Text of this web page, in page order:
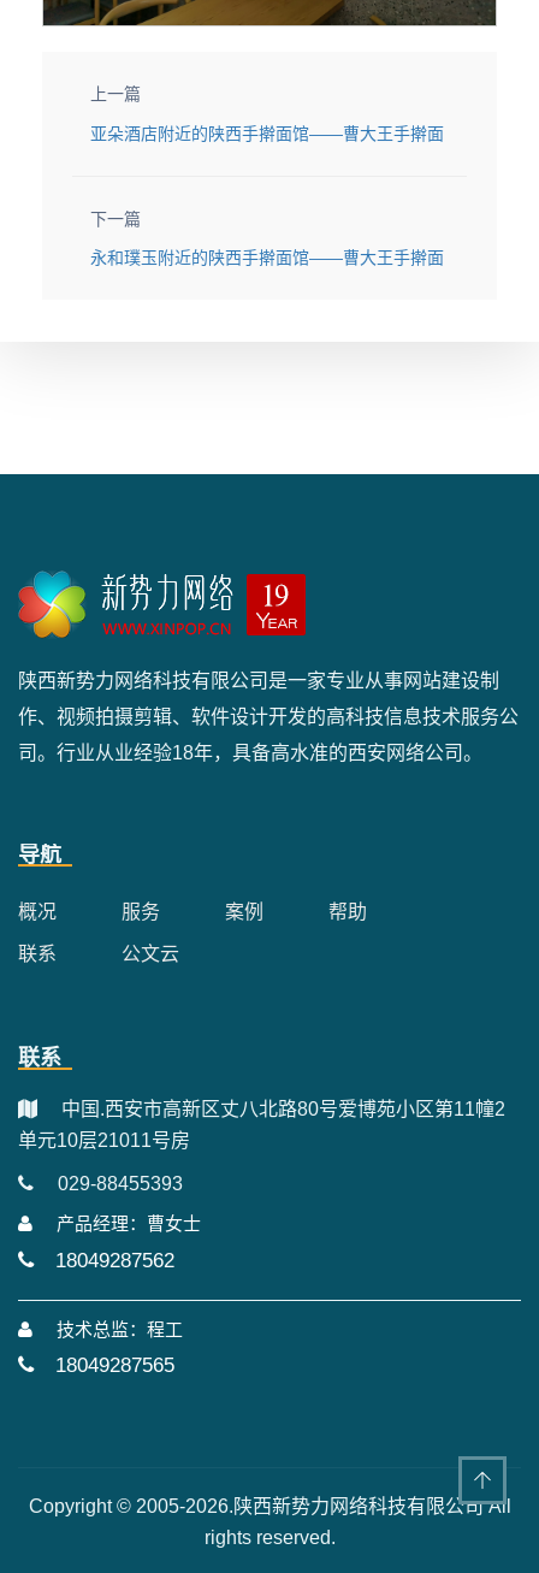
上一篇
亚朵酒店附近的陕西手擀面馆——曹大王手擀面
下一篇
永和璞玉附近的陕西手擀面馆——曹大王手擀面
陕西新势力网络科技有限公司是一家专业从事网站建设制
作、视频拍摄剪辑、软件设计开发的高科技信息技术服务公
司。行业从业经验18年，具备高水准的西安网络公司。
导航
概况 服务 案例 帮助
联系 公文云
联系
中国.西安市高新区丈八北路80号爱博苑小区第11幢2
单元10层21011号房
029-88455393
产品经理：曹女士
18049287562
技术总监：程工
18049287565
Copyright © 2005-2026.陕西新势力网络科技有限公司 All
rights reserved.